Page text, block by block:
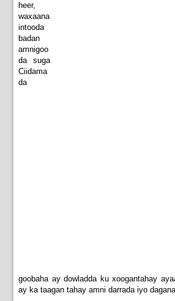
heer,
waxaana
intooda
badan
amnigoo
da suga
Ciidama
da
goobaha ay dowladda ku xoogantahay
ay ka taagan tahay amni darrada iyo